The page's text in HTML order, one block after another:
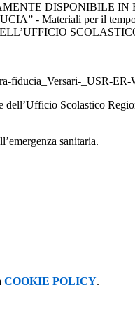
DISPONIBILE
- Materiali per il
fiducia_Versari-_USR-
Scolastico
sanitaria.
COOKIE POLICY.